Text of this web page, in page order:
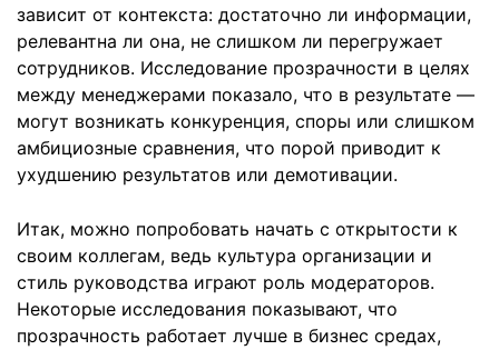
зависит от контекста: достаточно ли информации,
релевантна ли она, не слишком ли перегружает
сотрудников. Исследование прозрачности в целях
между менеджерами показало, что в результате —
могут возникать конкуренция, споры или слишком
амбициозные сравнения, что порой приводит к
ухудшению результатов или демотивации.
Итак, можно попробовать начать с открытости к
своим коллегам, ведь культура организации и
стиль руководства играют роль модераторов.
Некоторые исследования показывают, что
прозрачность работает лучше в бизнес средах,